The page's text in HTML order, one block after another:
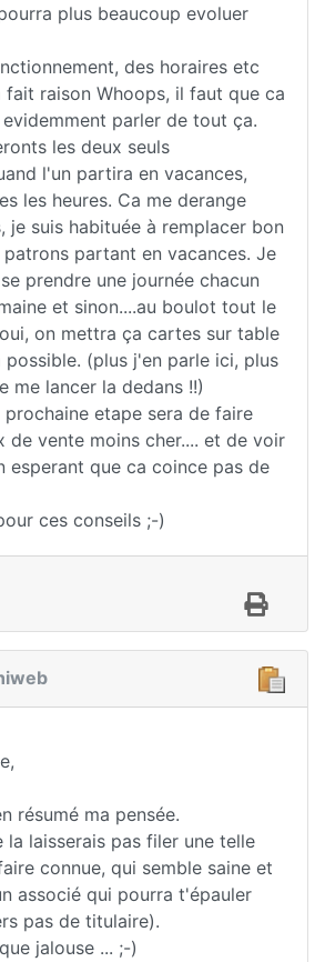
plus beaucoup evoluer
des horaires etc
raison Whoops, il faut que ca
parler de tout ça.
les deux seuls
l'un partira en vacances,
les heures. Ca me derange
je suis habituée à remplacer bon
partant en vacances. Je
prendre une journée chacun
et sinon....au boulot tout le
on mettra ça cartes sur table
possible. (plus j'en parle ici, plus
me lancer la dedans !!)
prochaine etape sera de faire
de vente moins cher.... et de voir
esperant que ca coince pas de
ces conseils ;-)
résumé ma pensée.
la laisserais pas filer une telle
connue, qui semble saine et
associé qui pourra t'épauler
pas de titulaire).
jalouse ... ;-)